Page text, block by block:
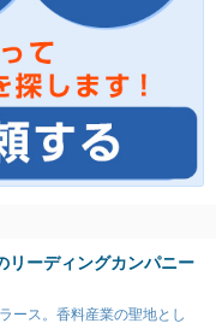
リーディングカンパニー
ース。香料産業の聖地とし